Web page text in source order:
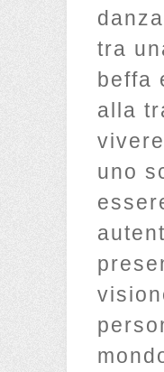
tra
beffa
alla
uno